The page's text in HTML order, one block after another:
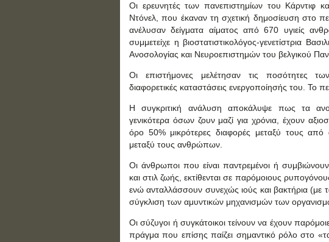
Οι ερευνητές των πανεπιστημίων του Κάρντιφ
Ντόνελ, που έκαναν τη σχετική δημοσίευση στο
ανέλυσαν δείγματα αίματος από 670 υγιείς
συμμετείχε η βιοστατιστικολόγος-γενετίστρια
Ανοσολογίας και Νευροεπιστημών του βελγικού
Οι επιστήμονες μελέτησαν τις ποσότητες
διαφορετικές καταστάσεις ενεργοποίησής του. Το
Η συγκριτική ανάλυση αποκάλυψε πως τα
γενικότερα όσων ζουν μαζί για χρόνια, έχουν
όρο 50% μικρότερες διαφορές μεταξύ τους
μεταξύ τους ανθρώπων.
Οι άνθρωποι που είναι παντρεμένοι ή
και στιλ ζωής, εκτίθενται σε παρόμοιους
ενώ ανταλλάσσουν συνεχώς ιούς και βακτήρια
σύγκλιση των αμυντικών μηχανισμών των
Οι σύζυγοι ή συγκάτοικοι τείνουν να έχουν
πράγμα που επίσης παίζει σημαντικό ρόλο στο